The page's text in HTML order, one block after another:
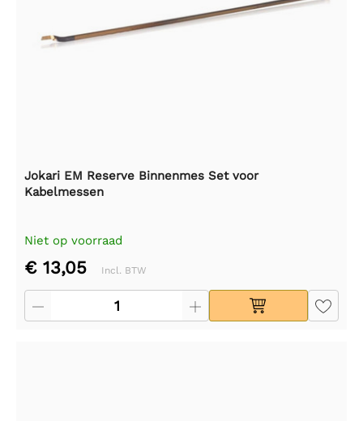
Jokari EM Reserve Binnenmes Set voor
Kabelmessen
Niet op voorraad
€ 13,05 Incl. BTW